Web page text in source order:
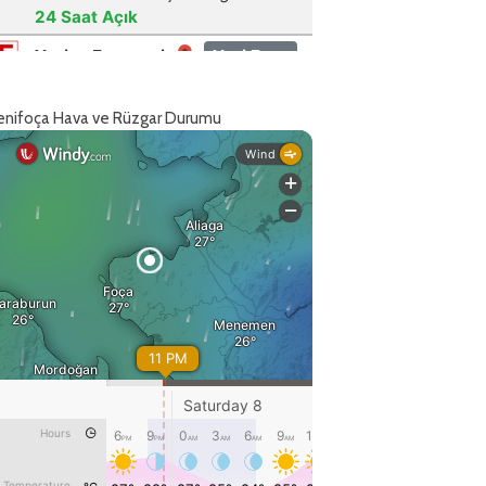
Hava ve Rüzgar Durumu